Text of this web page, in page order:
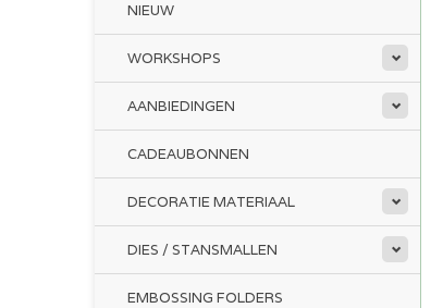
NIEUW
WORKSHOPS
AANBIEDINGEN
CADEAUBONNEN
DECORATIE MATERIAAL
DIES / STANSMALLEN
EMBOSSING FOLDERS